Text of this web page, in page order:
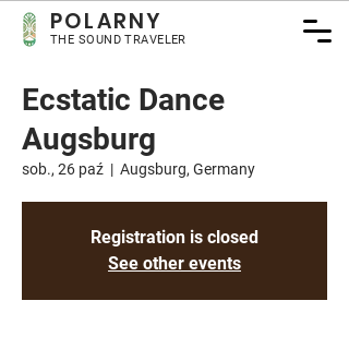
POLARNY
THE SOUND TRAVELER
Ecstatic Dance
Augsburg
sob., 26 paź
  |
Augsburg, Germany
Registration is closed
See other events